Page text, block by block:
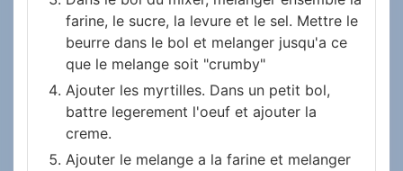
farine, le sucre, la levure et le sel. Mettre le
beurre dans le bol et melanger jusqu'a ce
que le melange soit "crumby"
Ajouter les myrtilles. Dans un petit bol,
battre legerement l'oeuf et ajouter la
creme.
Ajouter le melange a la farine et melanger